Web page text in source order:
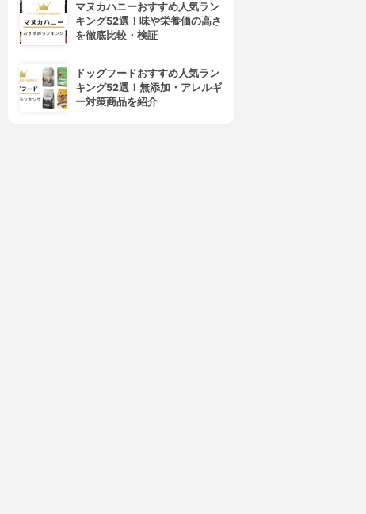
マヌカハニーおすすめ人気ラン
キング52選！味や栄養価の高さ
を徹底比較・検証
ドッグフードおすすめ人気ラン
キング52選！無添加・アレルギ
ー対策商品を紹介